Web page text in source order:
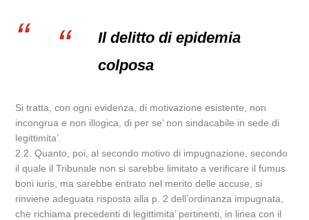
Il delitto di epidemia
colposa
Si tratta, con ogni evidenza, di motivazione esistente, non
incongrua e non illogica, di per se’ non sindacabile in sede di
legittimita’.
2.2. Quanto, poi, al secondo motivo di impugnazione, secondo
il quale il Tribunale non si sarebbe limitato a verificare il fumus
boni iuris, ma sarebbe entrato nel merito delle accuse, si
rinviene adeguata risposta alla p. 2 dell’ordinanza impugnata,
che richiama precedenti di legittimita’ pertinenti, in linea con il